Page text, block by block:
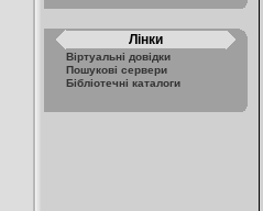
Лінки
Віртуальні довідки
Пошукові сервери
Бібліотечні каталоги